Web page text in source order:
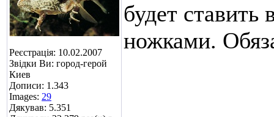
Реєстрація: 10.02.2007
Звідки Ви: город-герой
Киев
Дописи: 1.343
Images: 29
Дякував: 5.351
будет ставить
ножками.